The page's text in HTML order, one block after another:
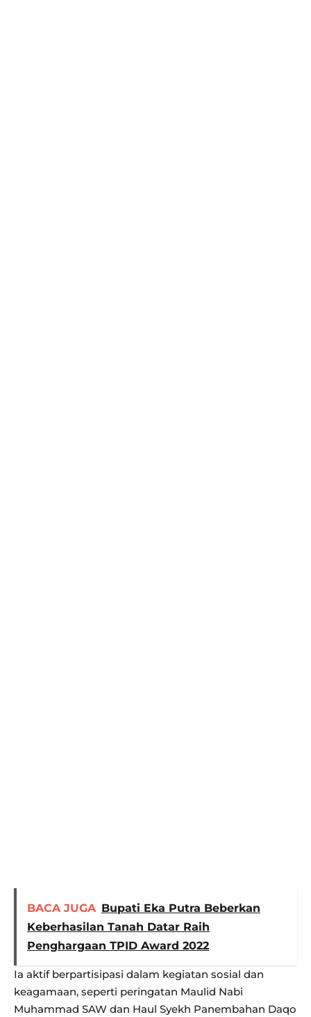
BACA JUGA Bupati Eka Putra Beberkan
Keberhasilan Tanah Datar Raih
Penghargaan TPID Award 2022
Ia aktif berpartisipasi dalam kegiatan sosial dan
keagamaan, seperti peringatan Maulid Nabi
Muhammad SAW dan Haul Syekh Panembahan Daqo